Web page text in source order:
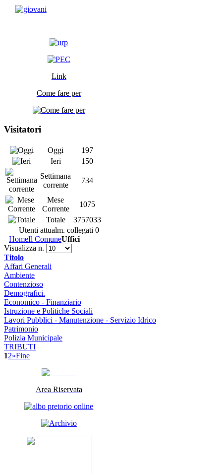
Link
Come fare per
Visitatori
Oggi
197
Ieri
150
Settimana
corrente
734
Mese
Corrente
1075
Totale
3757033
Utenti attualm. collegati 0
HomeIl ComuneUffici
Visualizza n.
Titolo
Affari Generali
Ambiente
Contenzioso
Demografici.
Economico - Finanziario
Istruzione e Politiche Sociali
Lavori Pubblici - Manutenzione - Servizio Idrico
Patrimonio
Polizia Municipale
TRIBUTI
12»Fine
Area Riservata